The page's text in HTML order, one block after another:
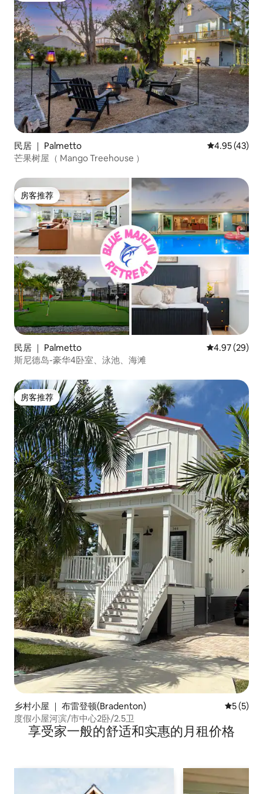
民居 ｜ Palmetto 平均评分
4.95 (43)
芒果树屋（ Mango Treehouse ）
房客推荐
房客推荐
民居 ｜ Palmetto 平均评分
4.97 (29)
斯尼德岛-豪华4卧室、泳池、海滩
房客推荐
房客推荐
乡村小屋 ｜ 布雷登顿(Bradenton) 平均评分
5 (5)
度假小屋河滨/市中心2卧/2.5卫
享受家一般的舒适和实惠的月租价格